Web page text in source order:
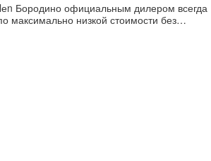
Бородино официальным дилером всегда
максимально низкой стоимости без…